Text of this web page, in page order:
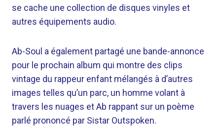
se cache une collection de disques vinyles et
autres équipements audio.
Ab-Soul a également partagé une bande-annonce
pour le prochain album qui montre des clips
vintage du rappeur enfant mélangés à d’autres
images telles qu’un parc, un homme volant à
travers les nuages ​​et Ab rappant sur un poème
parlé prononcé par Sistar Outspoken.